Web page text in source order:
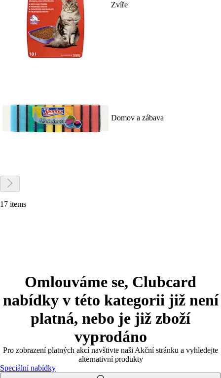
Zvíře
Domov a zábava
17 items
Omlouváme se, Clubcard
nabídky v této kategorii již není
platná, nebo je již zboží
vyprodáno
Pro zobrazení platných akcí navštivte naši Akční stránku a vyhledejte
alternativní produkty
Speciální nabídky